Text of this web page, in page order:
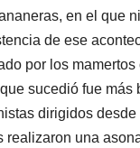
en el que
de ese
por los
sucedió fue más
dirigidos
realizaron una